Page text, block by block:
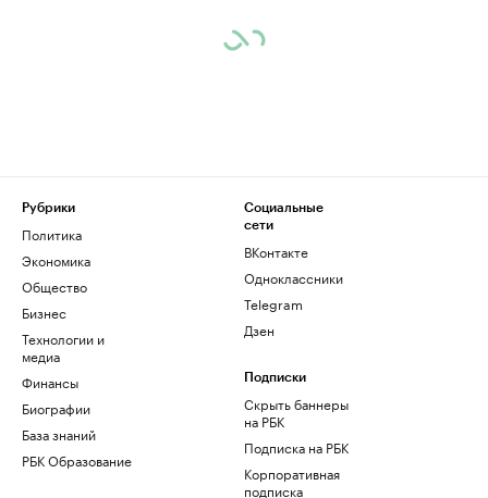
Рубрики
Политика
Экономика
Общество
Бизнес
Технологии и
медиа
Финансы
Биографии
База знаний
РБК Образование
Социальные
сети
ВКонтакте
Одноклассники
Telegram
Дзен
Подписки
Скрыть баннеры
на РБК
Подписка на РБК
Корпоративная
подписка